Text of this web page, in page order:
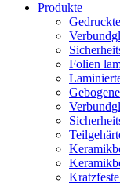
Produkte
Folien